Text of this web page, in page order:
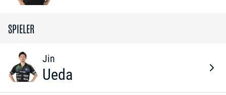
SPIELER
Jin
Ueda